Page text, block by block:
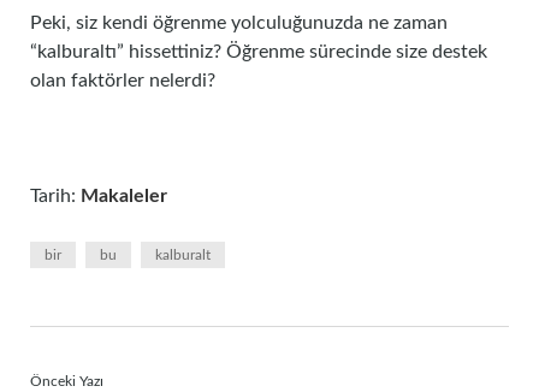
Peki, siz kendi öğrenme yolculuğunuzda ne zaman
“kalburaltı” hissettiniz? Öğrenme sürecinde size destek
olan faktörler nelerdi?
Tarih: Makaleler
bir bu kalburalt
Önceki Yazı